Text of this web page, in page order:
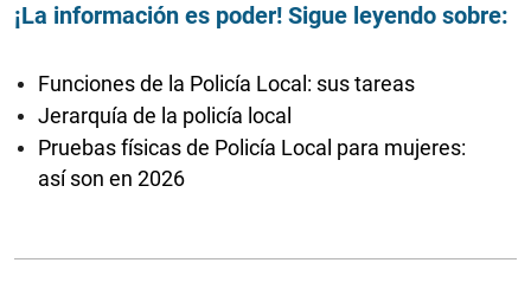
¡La información es poder! Sigue leyendo sobre:
Funciones de la Policía Local: sus tareas
Jerarquía de la policía local
Pruebas físicas de Policía Local para mujeres:
así son en 2026